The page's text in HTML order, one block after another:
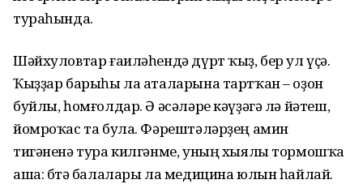
тураһында.
Шәйхуловтар ғаиләһендә дүрт ҡыҙ, бер ул үҫә.
Ҡыҙҙар барыһы ла аталарына тартҡан – оҙон
буйлы, һомғолдар. Ә әсәләре кәүҙәгә лә йәтеш,
йомроҡас та була. Фәрештәләрҙең амин
тигәненә тура килгәнме, уның хыялы тормошҡа
аша: бөтә балалары ла медицина юлын һайлай.